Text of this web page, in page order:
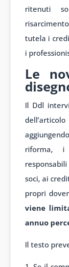
ritenuti
tutela i
i
Le
Il Ddl
riforma, i
soci, ai
propri
viene
annuo
Il testo